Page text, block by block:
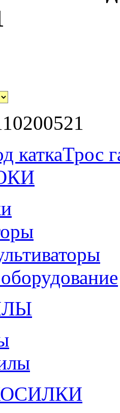
каткаТрос